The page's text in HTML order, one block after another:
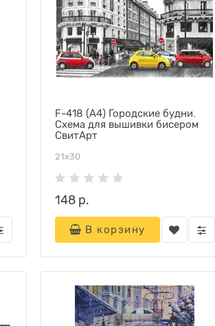
F-418 (А4) Городские будни.
Схема для вышивки бисером
СвитАрт
21х30
148 р.
В корзину